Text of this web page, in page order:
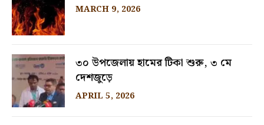
MARCH 9, 2026
৩০ উপজেলায় হামের টিকা শুরু, ৩ মে
দেশজুড়ে
APRIL 5, 2026